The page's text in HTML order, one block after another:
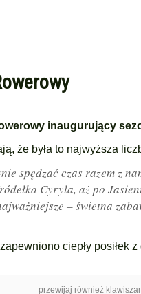
inaugurujący
że była to najwyższa
spędzać czas razem z
Cyryla, aż po
– świetna
ciepły posiłek
przewijaj również